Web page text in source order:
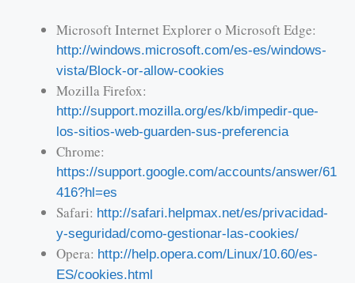
Microsoft Internet Explorer o Microsoft Edge:
http://windows.microsoft.com/es-es/windows-
vista/Block-or-allow-cookies
Mozilla Firefox:
http://support.mozilla.org/es/kb/impedir-que-
los-sitios-web-guarden-sus-preferencia
Chrome:
https://support.google.com/accounts/answer/61
416?hl=es
Safari: http://safari.helpmax.net/es/privacidad-
y-seguridad/como-gestionar-las-cookies/
Opera: http://help.opera.com/Linux/10.60/es-
ES/cookies.html